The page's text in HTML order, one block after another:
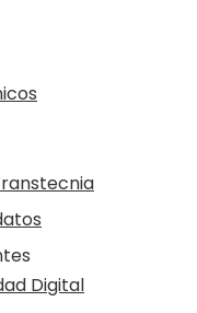
Digital